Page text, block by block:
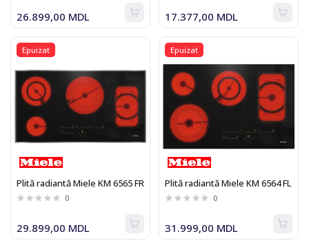
26.899,00 MDL 17.377,00 MDL
Epuizat
Plită radiantă Miele KM 6565 FR
0
29.899,00 MDL
Epuizat
Plită radiantă Miele KM 6564 FL
0
31.999,00 MDL